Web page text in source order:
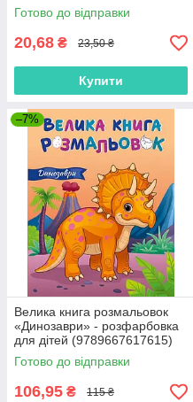
Готово до відправки
20,68 ₴ 23,50 ₴
Купити
–7%
Велика книга розмальовок
«Динозаври» - розфарбовка
для дітей (9789667617615)
Готово до відправки
106,95 ₴ 115 ₴